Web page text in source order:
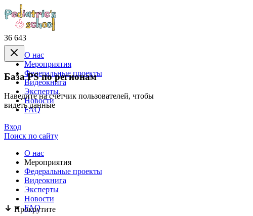
36 643
База PS по регионам
Наведите на счётчик пользователей, чтобы
видеть данные
Прокрутите
О нас
Mероприятия
Федеральные проекты
Видеокнига
Эксперты
Новости
FAQ
Вход
Поиск по сайту
О нас
Mероприятия
Федеральные проекты
Видеокнига
Эксперты
Новости
FAQ